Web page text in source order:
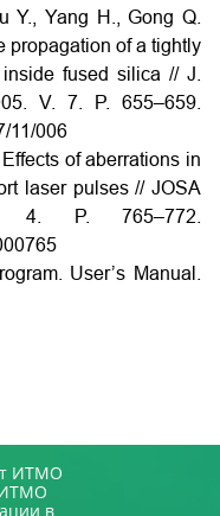
Y., Yang H., Gong Q.
propagation of a tightly
fused silica // J.
V. 7. P. 655–659.
11/006
of aberrations in
laser pulses // JOSA
P. 765–772.
User’s Manual.
ИТМО
ИТМО
в